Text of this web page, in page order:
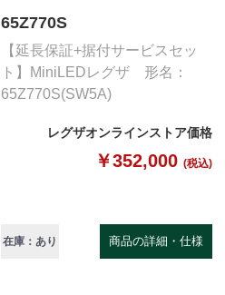
65Z770S
【延長保証+据付サービスセッ
ト】MiniLEDレグザ 形名：
65Z770S(SW5A)
レグザオンラインストア価格
￥352,000 (税込)
在庫：あり 商品の詳細・仕様